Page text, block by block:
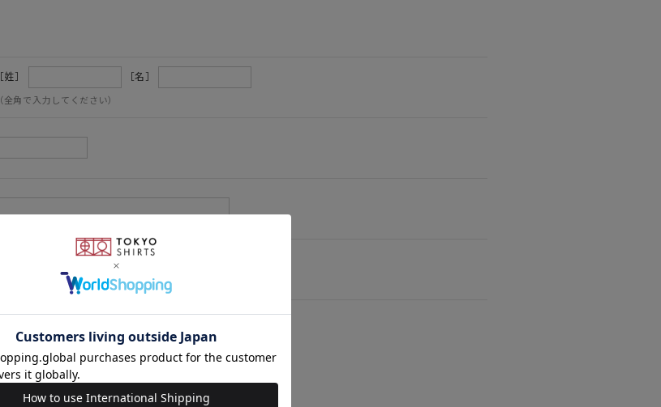
［姓］ ［名］
（全角で入力してください）
（メールアドレス確認のため再度入力をお願いします)